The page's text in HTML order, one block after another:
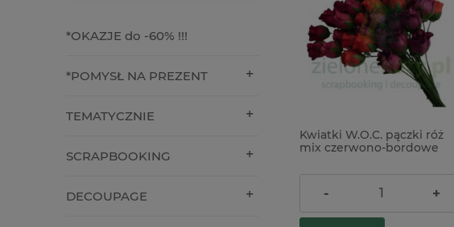
*OKAZJE do -60% !!!
*POMYSŁ NA PREZENT
TEMATYCZNIE
SCRAPBOOKING
DECOUPAGE
Kwiatki W.O.C. pączki róż
mix czerwono-bordowe
36,00 zł
- +